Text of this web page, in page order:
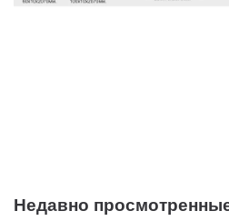
Недавно